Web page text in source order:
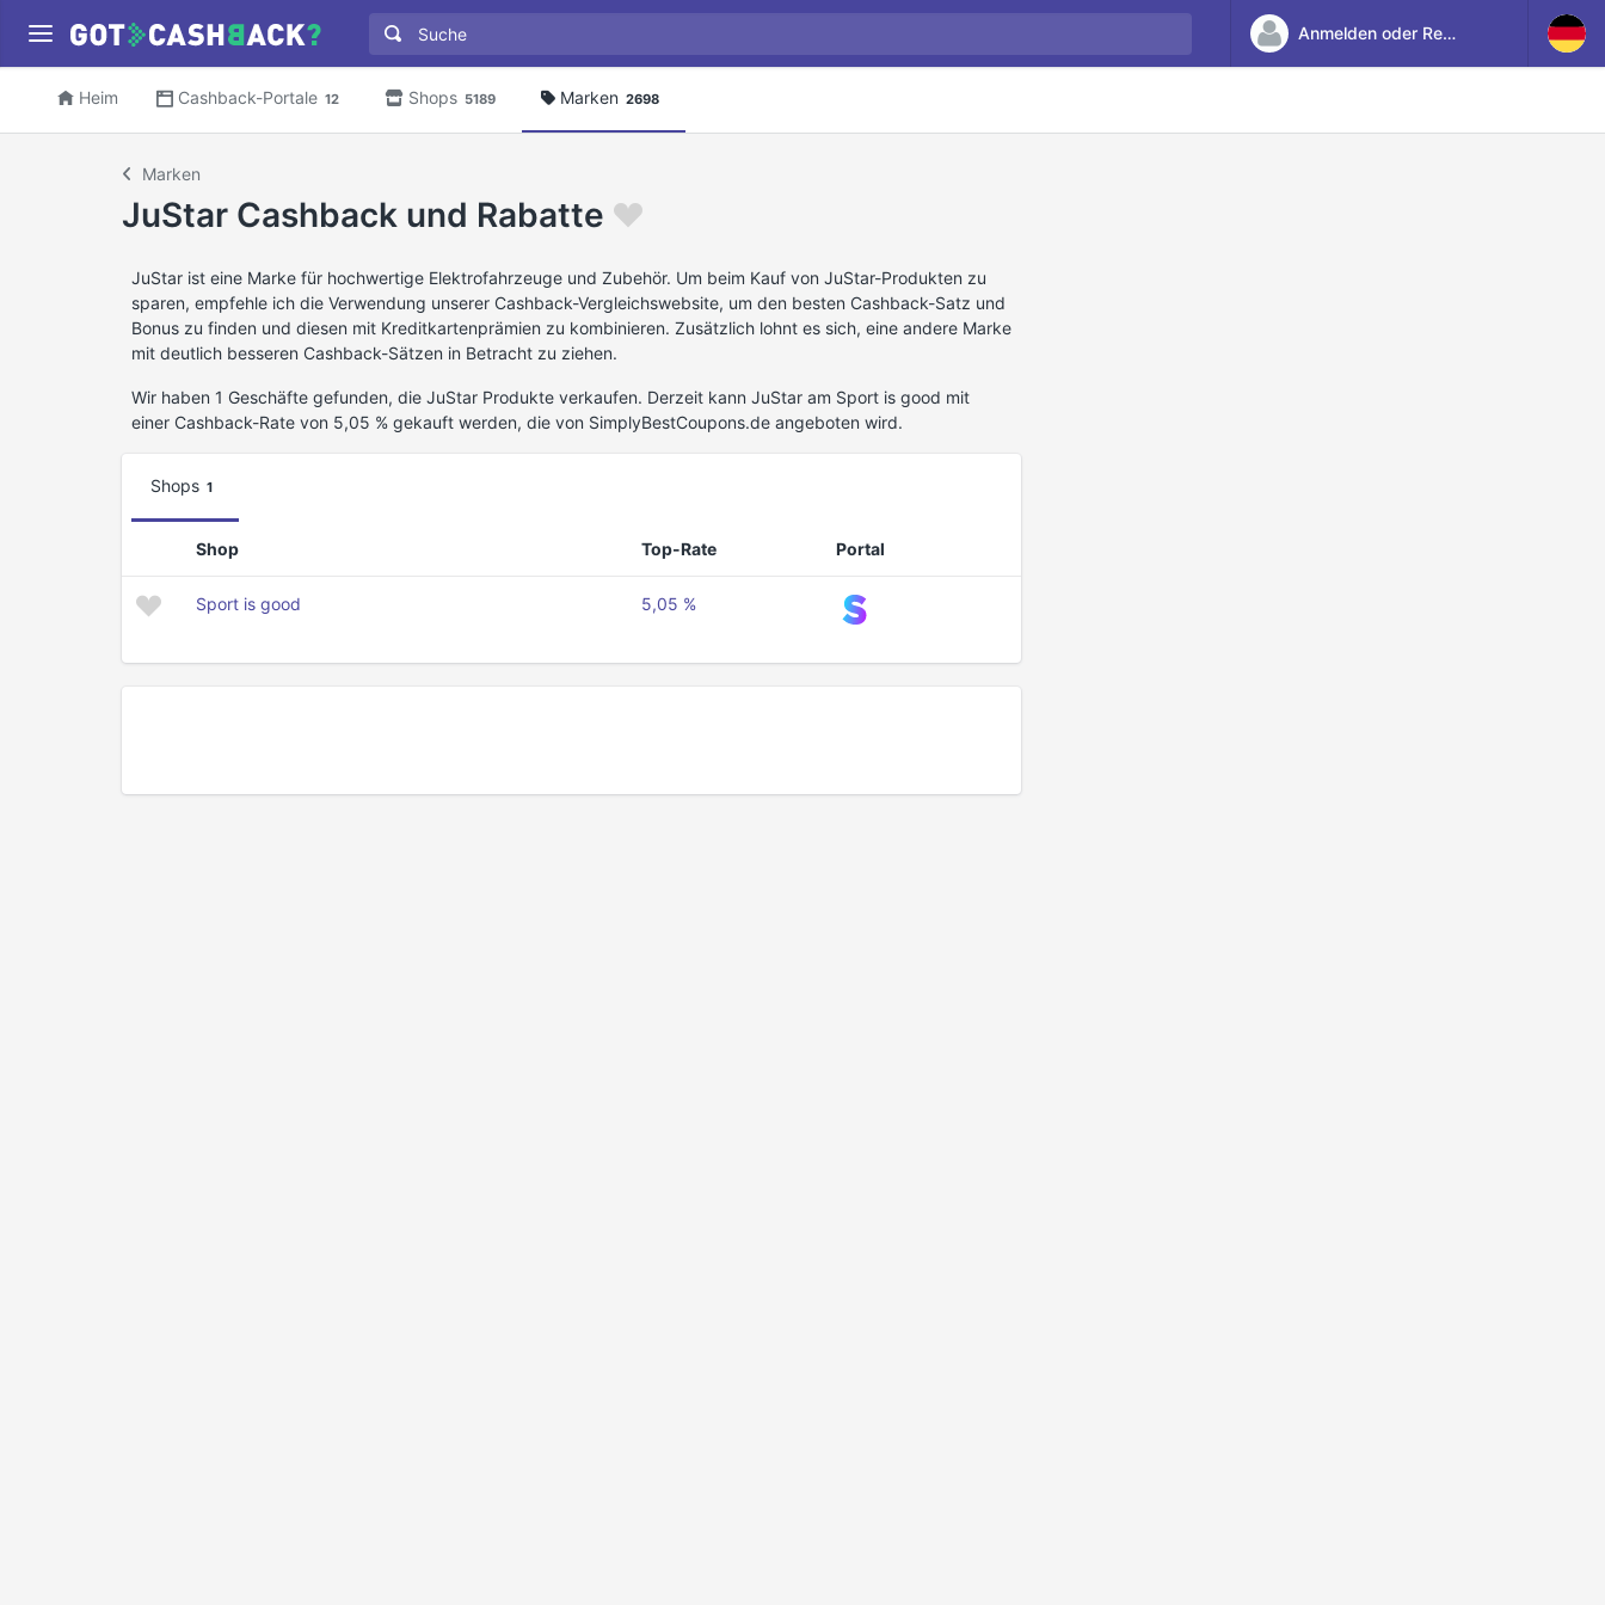
Anmelden oder Registrieren
Heim Cashback-Portale 12 Shops 5189 Marken 2698
Marken
JuStar Cashback und Rabatte
JuStar ist eine Marke für hochwertige Elektrofahrzeuge und Zubehör. Um beim Kauf von JuStar-Produkten zu
sparen, empfehle ich die Verwendung unserer Cashback-Vergleichswebsite, um den besten Cashback-Satz und
Bonus zu finden und diesen mit Kreditkartenprämien zu kombinieren. Zusätzlich lohnt es sich, eine andere Marke
mit deutlich besseren Cashback-Sätzen in Betracht zu ziehen.
Wir haben 1 Geschäfte gefunden, die JuStar Produkte verkaufen. Derzeit kann JuStar am Sport is good mit
einer Cashback-Rate von 5,05 % gekauft werden, die von SimplyBestCoupons.de angeboten wird.
Shops 1
Shop Top-Rate Portal
Sport is good 5,05 %